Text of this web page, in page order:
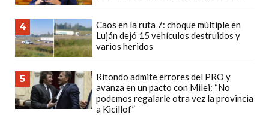
PEDIDOS
DE
COMIDA
POR
WHATSAPP:
LA
4
Caos en la ruta 7: choque múltiple en
Luján dejó 15 vehículos destruidos y
varios heridos
5
Ritondo admite errores del PRO y
avanza en un pacto con Milei: “No
podemos regalarle otra vez la provincia
a Kicillof”